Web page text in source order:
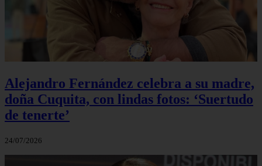
Alejandro Fernández celebra a su madre,
doña Cuquita, con lindas fotos: ‘Suertudo
de tenerte’
24/07/2026